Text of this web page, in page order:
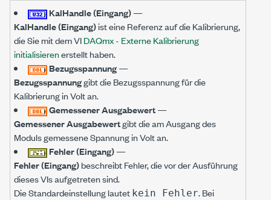
KalHandle (Eingang)—
KalHandle (Eingang)ist eine Referenz auf die Kalibrierung,
die Sie mit dem VIDAQmx - Externe Kalibrierung
initialisierenerstellt haben.
Bezugsspannung—
Bezugsspannunggibt die Bezugsspannung für die
Kalibrierung in Volt an.
Gemessener Ausgabewert—
Gemessener Ausgabewertgibt die am Ausgang des
Moduls gemessene Spannung in Volt an.
Fehler (Eingang)—
Fehler (Eingang)beschreibt Fehler, die vor der Ausführung
dieses VIs aufgetreten sind.
Die Standardeinstellung lautet kein Fehler. Bei